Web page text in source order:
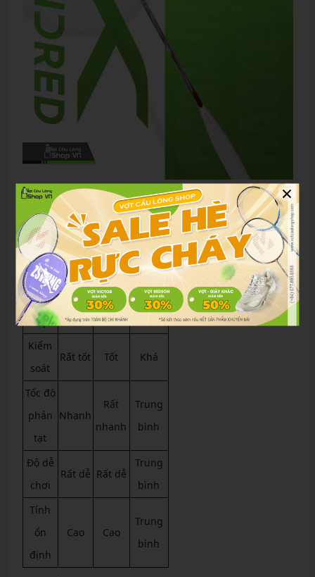
So sánh Flutter S CTRL với các dòng phổ biến
Tiêu
chí
Flutter
S CTRL
Flutter
S
ZOOM
Vợt
thiên
công
Lực
đập
Trung
bình
Trung
bình
Mạnh
Kiểm
soát
Rất tốt Tốt Khá
Tốc độ
phản
tạt
Nhanh
Rất
nhanh
Trung
bình
Độ dễ
chơi
Rất dễ Rất dễ
Trung
bình
Tính
ổn
định
Cao Cao
Trung
bình
×